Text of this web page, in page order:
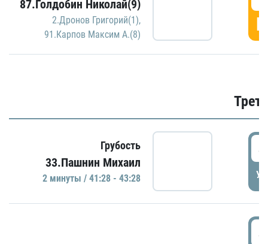
87.Голдобин Николай(9)
2.Дронов Григорий(1),
91.Карпов Максим А.(8)
Грубость
33.Пашнин Михаил
2 минуты / 41:28 - 43:28